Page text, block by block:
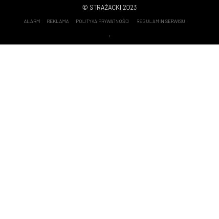
7
Recenzje6
© STRAŻACKI 2023
ALARM REKLAMA POLITYKA PRYWATNOŚCI REGULAMIN SERWISU